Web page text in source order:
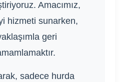
Amacımız,
hizmeti sunarken,
geri
sadece hurda